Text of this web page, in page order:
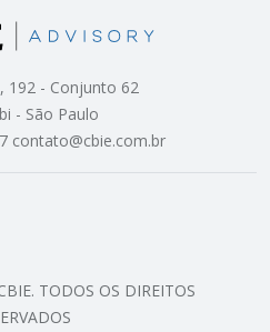
192 - Conjunto 62
- São Paulo
contato@cbie.com.br
TODOS OS DIREITOS